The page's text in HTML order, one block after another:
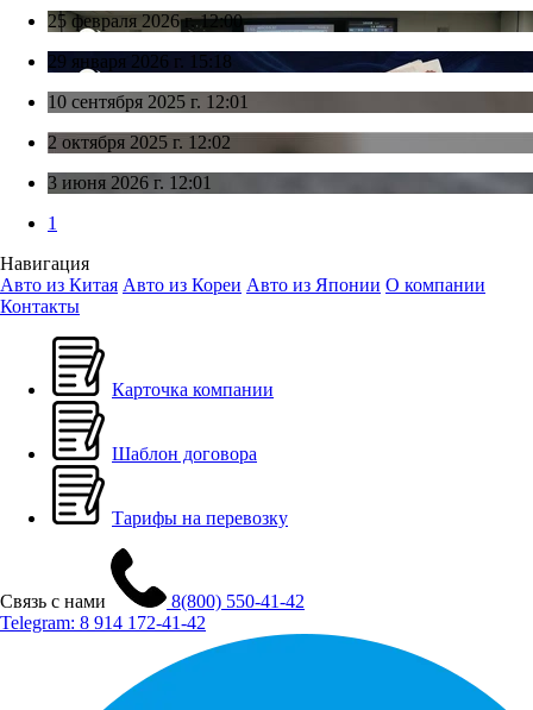
25 февраля 2026 г. 12:00
29 января 2026 г. 15:18
10 сентября 2025 г. 12:01
2 октября 2025 г. 12:02
3 июня 2026 г. 12:01
1
Навигация
Авто из Китая Авто из Кореи Авто из Японии О компании
Контакты
Карточка компании
Шаблон договора
Тарифы на перевозку
Связь с нами
8(800) 550-41-42
Telegram: 8 914 172-41-42